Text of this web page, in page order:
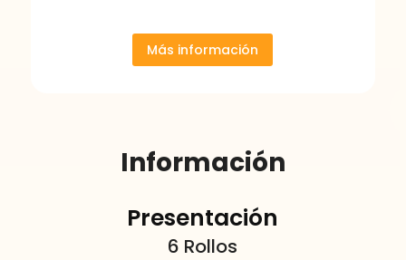
Más información
Información
Presentación
6 Rollos